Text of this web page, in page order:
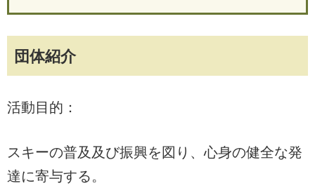
団体紹介
活動目的：
スキーの普及及び振興を図り、心身の健全な発
達に寄与する。